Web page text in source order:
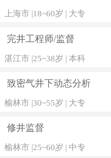
上海市 18~60岁 大专
完井工程师/监督
湛江市 |25~38岁 | 本科
致密气井下动态分析
榆林市 |30~55岁 | 大专
修井监督
榆林市 25~60岁 中专